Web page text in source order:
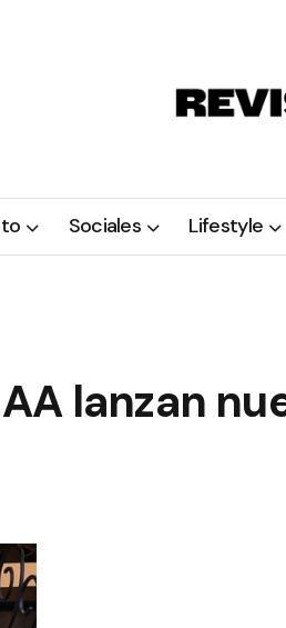
Sociales Lifestyle
lanzan